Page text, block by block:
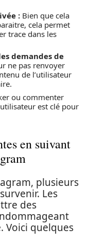
: Bien que cela
cela permet
trace dans les
demandes de
ne pas renvoyer
de l’utilisateur
ou commenter
est clé pour
en suivant
plusieurs
Les
des
Voici quelques